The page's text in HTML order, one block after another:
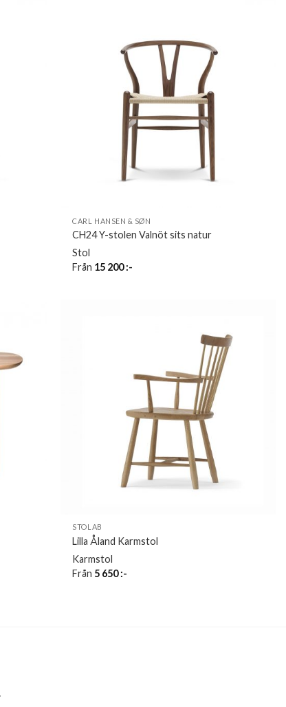
CARL HANSEN & SØN
CH24 Y-stolen Valnöt sits natur
Stol
Från 15 200:-
STOLAB
Lilla Åland Karmstol
Karmstol
Från 5 650:-